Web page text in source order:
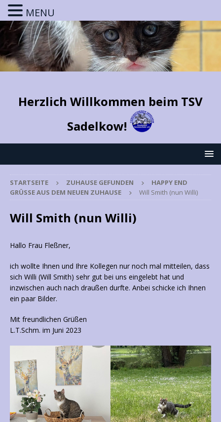
Herzlich Willkommen beim TSV
Sadelkow!
STARTSEITE ZUHAUSE GEFUNDEN
HAPPY END
GRÜSSE AUS DEM NEUEN ZUHAUSE
Will Smith (nun Willi)
Will Smith (nun Willi)
Hallo Frau Fleßner,
ich wollte Ihnen und Ihre Kollegen nur noch mal mitteilen, dass
sich Willi (Will Smith) sehr gut bei uns eingelebt hat und
inzwischen auch nach draußen durfte. Anbei schicke ich Ihnen
ein paar Bilder.
Mit freundlichen Grüßen
L.T.Schm. im Juni 2023
MENU